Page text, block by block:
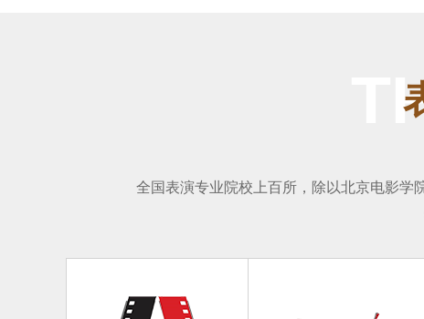
全国表演专业院校上百所，除以北京电影学